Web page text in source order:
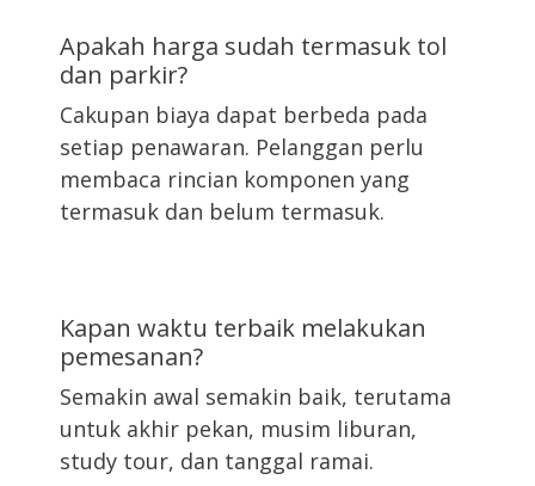
Apakah harga sudah termasuk tol
dan parkir?
Cakupan biaya dapat berbeda pada
setiap penawaran. Pelanggan perlu
membaca rincian komponen yang
termasuk dan belum termasuk.
Kapan waktu terbaik melakukan
pemesanan?
Semakin awal semakin baik, terutama
untuk akhir pekan, musim liburan,
study tour, dan tanggal ramai.